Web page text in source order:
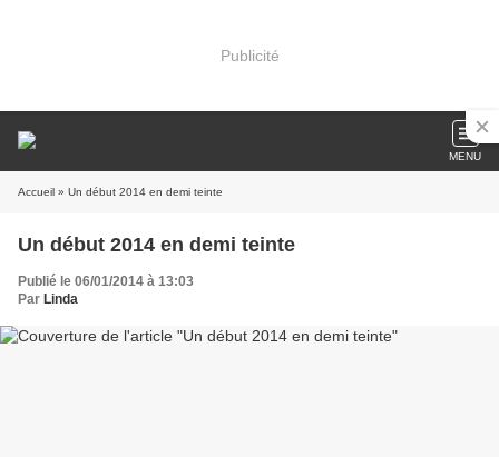
Publicité
MENU
Accueil » Un début 2014 en demi teinte
Un début 2014 en demi teinte
Publié le 06/01/2014 à 13:03
Par Linda